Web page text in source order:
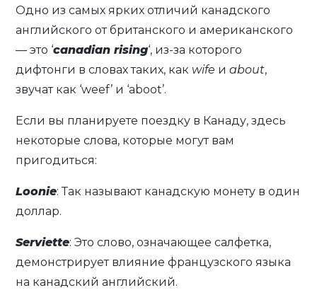
Одно из самых ярких отличий канадского
английского от британского и американского
— это ‘canadian rising‘, из-за которого
дифтонги в словах таких, как wife иabout,
звучат как ‘weef’ и ‘aboot’.
Если вы планируете поездку в Канаду, здесь
некоторые слова, которые могут вам
пригодиться:
Loonie: Так называют канадскую монету в один
доллар.
Serviette: Это слово, означающее салфетка,
демонстрирует влияние французского языка
на канадский английский.